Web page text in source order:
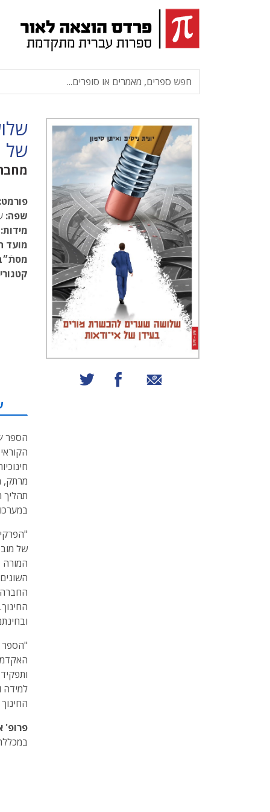
שיתוף באמצעות אימייל
שיתוף בפייסבוק
של
פורמט:
שפה:
מידות:
מועד
הספר
מרתק,
תהליך
של
המורה
"הספר
למידה
פרופ'